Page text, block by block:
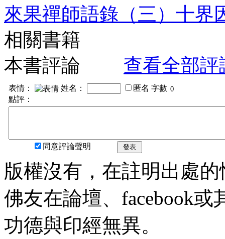
來果禪師語錄（三）十
相關書籍
本書評論
查看全部評
表情： 姓名： 匿名 字數
點評：
同意評論聲明 發表
版權沒有，在註明出處
佛友在論壇、facebook
功德與印經無異。